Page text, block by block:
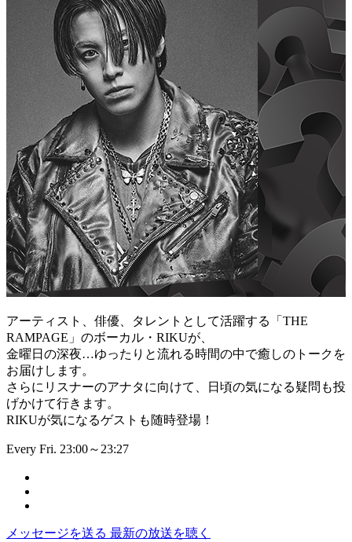
アーティスト、俳優、タレントとして活躍する「THE
RAMPAGE」のボーカル・RIKUが、
金曜日の深夜…ゆったりと流れる時間の中で癒しのトークを
お届けします。
さらにリスナーのアナタに向けて、日頃の気になる疑問も投
げかけて行きます。
RIKUが気になるゲストも随時登場！
Every Fri. 23:00～23:27
メッセージを送る 最新の放送を聴く